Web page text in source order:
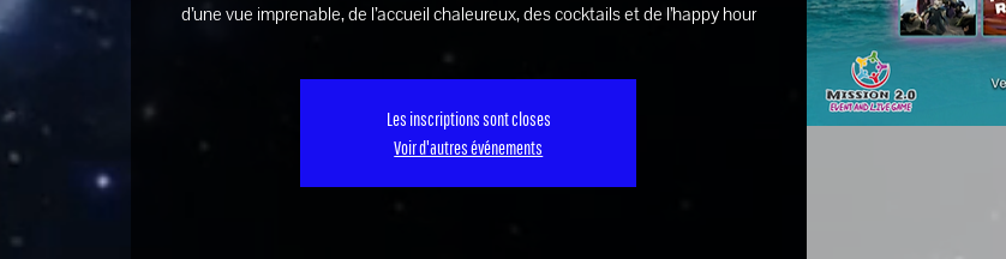
d’une vue imprenable, de l’accueil chaleureux, des cocktails et de l’happy hour
Les inscriptions sont closes
Voir d'autres événements